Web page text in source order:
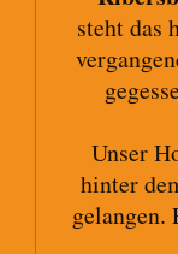
steht das
Unser
hinter
gelangen.